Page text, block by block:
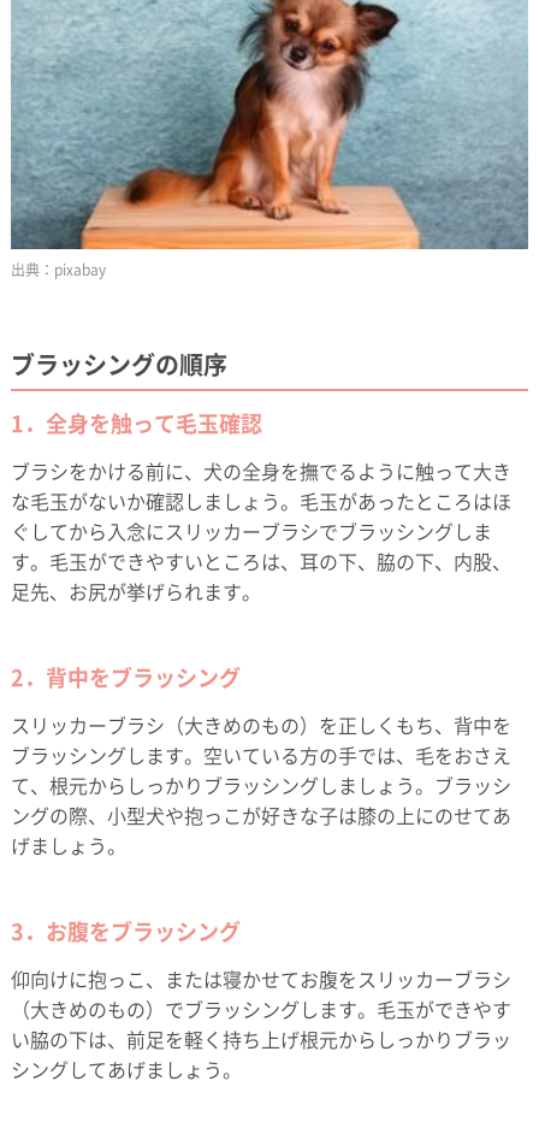
pixabay
ブラッシングの順序
1．全身を触って毛玉確認
ブラシをかける前に、犬の全身を撫でるように触って大き
な毛玉がないか確認しましょう。毛玉があったところはほ
ぐしてから入念にスリッカーブラシでブラッシングしま
す。毛玉ができやすいところは、耳の下、脇の下、内股、
足先、お尻が挙げられます。
2．背中をブラッシング
スリッカーブラシ（大きめのもの）を正しくもち、背中を
ブラッシングします。空いている方の手では、毛をおさえ
て、根元からしっかりブラッシングしましょう。ブラッシ
ングの際、小型犬や抱っこが好きな子は膝の上にのせてあ
げましょう。
3．お腹をブラッシング
仰向けに抱っこ、または寝かせてお腹をスリッカーブラシ
（大きめのもの）でブラッシングします。毛玉ができやす
い脇の下は、前足を軽く持ち上げ根元からしっかりブラッ
シングしてあげましょう。